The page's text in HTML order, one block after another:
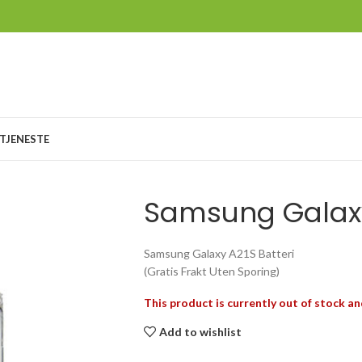
Samsung
Samsung Galaxy A21S Batteri
(Gratis Frakt Uten Sporing)
This product is currently out of stock
Add to wishlist